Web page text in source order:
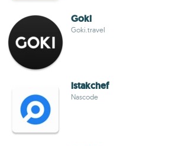
Goki
Goki.travel
istakchef
Nascode